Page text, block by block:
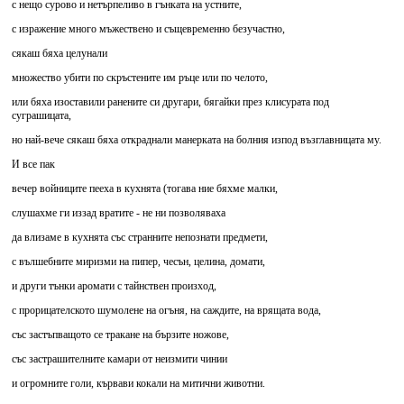
с нещо сурово и нетърпеливо в гънката на устните,
с изражение много мъжествено и същевременно безучастно,
сякаш бяха целунали
множество убити по скръстените им ръце или по челото,
или бяха изоставили ранените си другари, бягайки през клисурата под
суграшицата,
но най-вече сякаш бяха откраднали манерката на болния изпод възглавницата му.
И все пак
вечер войниците пееха в кухнята (тогава ние бяхме малки,
слушахме ги иззад вратите - не ни позволяваха
да влизаме в кухнята със странните непознати предмети,
с вълшебните миризми на пипер, чесън, целина, домати,
и други тънки аромати с тайнствен произход,
с прорицателското шумолене на огъня, на саждите, на врящата вода,
със застъпващото се тракане на бързите ножове,
със застрашителните камари от неизмити чинии
и огромните голи, кървави кокали на митични животни.